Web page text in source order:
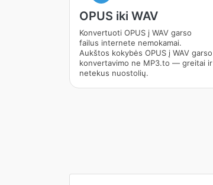
OPUS iki WAV
Konvertuoti OPUS į WAV garso
failus internete nemokamai.
Aukštos kokybės OPUS į WAV garso
konvertavimo ne MP3.to — greitai ir
netekus nuostolių.